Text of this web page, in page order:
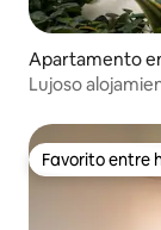
Apartamento
Lujoso
Favorito entre
Favorito entre